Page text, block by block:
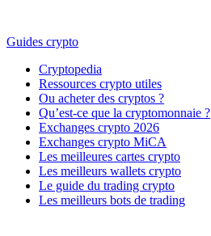
Guides crypto
Cryptopedia
Ressources crypto utiles
Ou acheter des cryptos ?
Qu’est-ce que la cryptomonnaie ?
Exchanges crypto 2026
Exchanges crypto MiCA
Les meilleures cartes crypto
Les meilleurs wallets crypto
Le guide du trading crypto
Les meilleurs bots de trading